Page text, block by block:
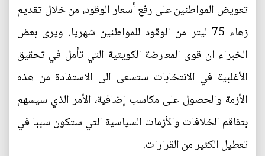
تعويض المواطنين على رفع أسعار الوقود، من خلال تقديم
زهاء 75 ليتر من الوقود للمواطنين شهريا. ويرى بعض
الخبراء ان قوى المعارضة الكويتية التي تأمل في تحقيق
الأغلبية في الانتخابات ستسعى الى الاستفادة من هذه
الأزمة والحصول على مكاسب إضافية، الأمر الذي سيسهم
بتفاقم الخلافات والأزمات السياسية التي ستكون سببا في
تعطيل الكثير من القرارات.